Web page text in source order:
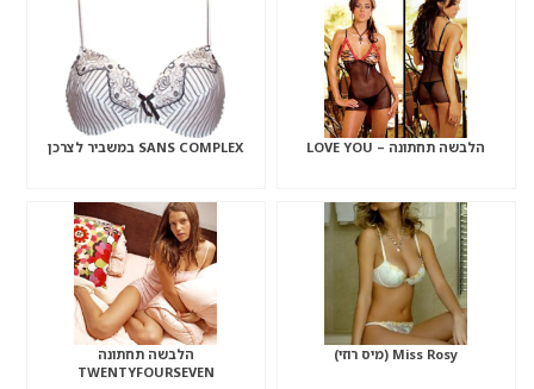
הלבשה תחתונה – LOVE YOU SANS COMPLEX במשביר לצרכן
Miss Rosy (מיס רוזי)
הלבשה תחתונה
TWENTYFOURSEVEN